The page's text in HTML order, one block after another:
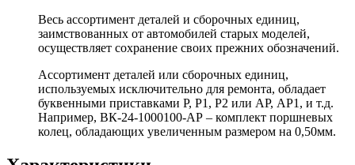
Весь ассортимент деталей и сборочных единиц,
заимствованных от автомобилей старых моделей,
осуществляет сохранение своих прежних обозначений.
Ассортимент деталей или сборочных единиц,
используемых исключительно для ремонта, обладает
буквенными приставками Р, Р1, Р2 или АР, АР1, и т.д.
Например, ВК-24-1000100-АР – комплект поршневых
колец, обладающих увеличенным размером на 0,50мм.